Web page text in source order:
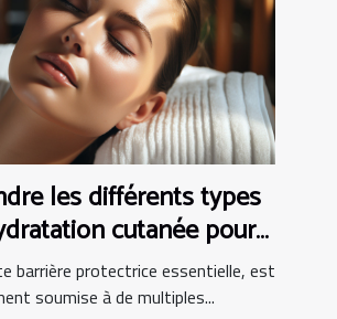
les différents types
cutanée pour
barrière protectrice essentielle, est
soumise à de multiples...